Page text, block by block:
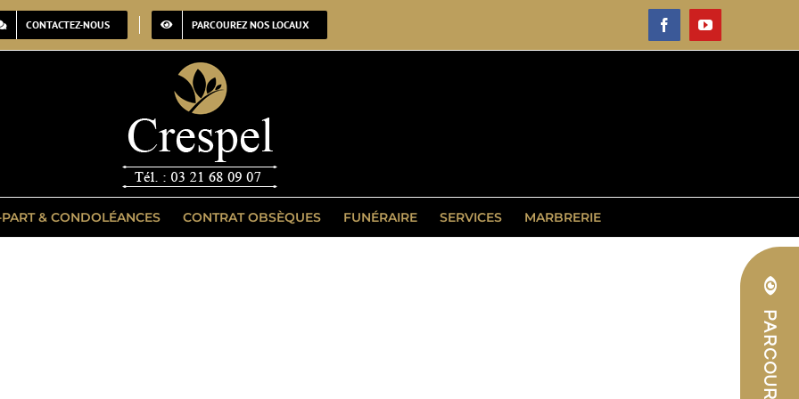
CONTACTEZ-NOUS PARCOUREZ NOS LOCAUX FacebookYouTube
& CONDOLÉANCES CONTRAT OBSÈQUES FUNÉRAIRE SERVICES MARBRERIE